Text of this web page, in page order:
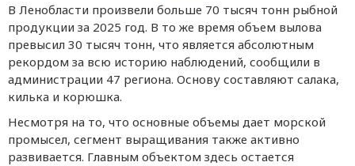
В Ленобласти произвели больше 70 тысяч тонн рыбной
продукции за 2025 год. В то же время объем вылова
превысил 30 тысяч тонн, что является абсолютным
рекордом за всю историю наблюдений, сообщили в
администрации 47 региона. Основу составляют салака,
килька и корюшка.
Несмотря на то, что основные объемы дает морской
промысел, сегмент выращивания также активно
развивается. Главным объектом здесь остается